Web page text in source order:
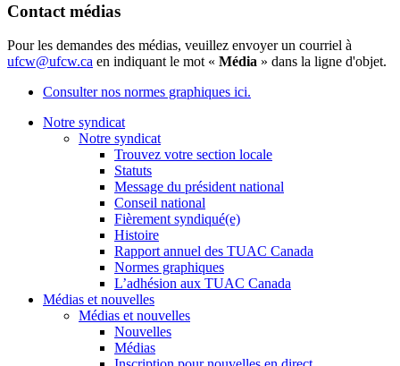
Contact médias
Pour les demandes des médias, veuillez envoyer un courriel à
ufcw@ufcw.ca en indiquant le mot « Média » dans la ligne d'objet.
Consulter nos normes graphiques ici.
Notre syndicat
Notre syndicat
Trouvez votre section locale
Statuts
Message du président national
Conseil national
Fièrement syndiqué(e)
Histoire
Rapport annuel des TUAC Canada
Normes graphiques
L’adhésion aux TUAC Canada
Médias et nouvelles
Médias et nouvelles
Nouvelles
Médias